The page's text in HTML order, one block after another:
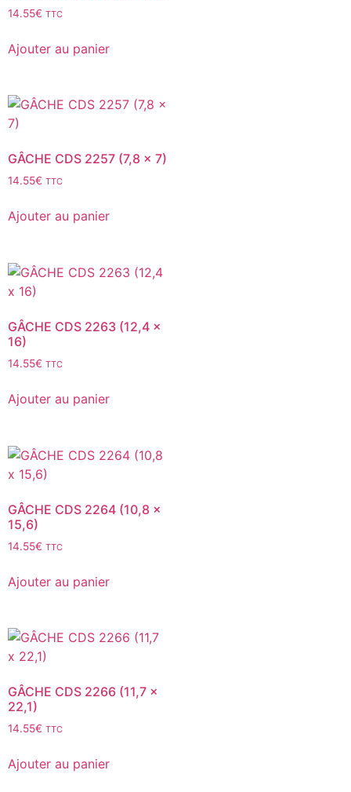
14.55€ TTC
Ajouter au panier
GÂCHE CDS 2257 (7,8 x 7)
14.55€ TTC
Ajouter au panier
GÂCHE CDS 2263 (12,4 x
16)
14.55€ TTC
Ajouter au panier
GÂCHE CDS 2264 (10,8 x
15,6)
14.55€ TTC
Ajouter au panier
GÂCHE CDS 2266 (11,7 x
22,1)
14.55€ TTC
Ajouter au panier